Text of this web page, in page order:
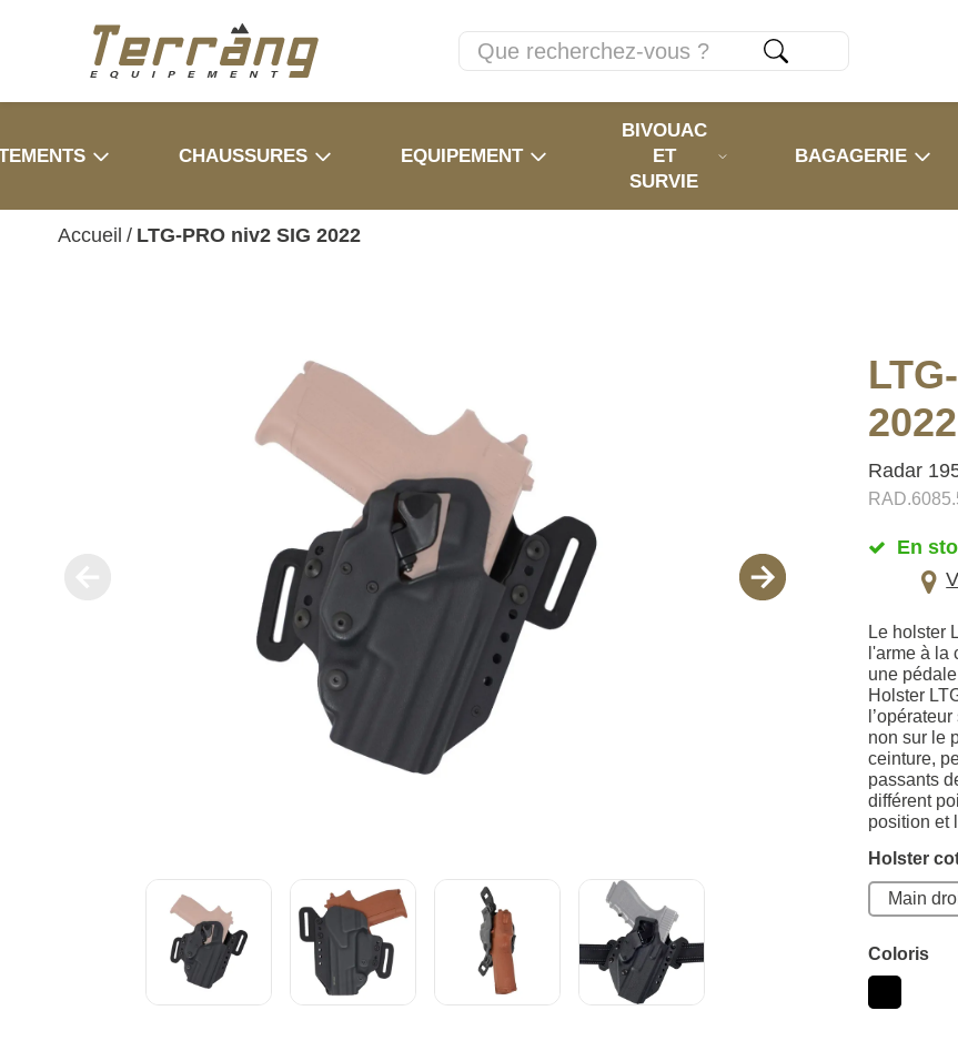
CHAUSSURES EQUIPEMENT
BIVOUAC
ET
SURVIE
BAGAGERIE
Accueil / LTG-PRO niv2 SIG 2022
2022
Radar
En
Le holster
l'arme à la
une
Holster
non sur le
ceinture,
passants
différent
position et
Holster
Main
Coloris